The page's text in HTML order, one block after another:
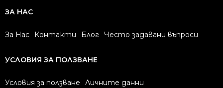
ЗА НАС
За Нас Контакти Блог Често задавани въпроси
УСЛОВИЯ ЗА ПОЛЗВАНЕ
Условия за ползване
Личните данни